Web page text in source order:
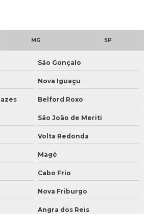
MG SP
São Gonçalo
Nova Iguaçu
Belford Roxo
São João de Meriti
Volta Redonda
Magé
Cabo Frio
Nova Friburgo
Angra dos Reis